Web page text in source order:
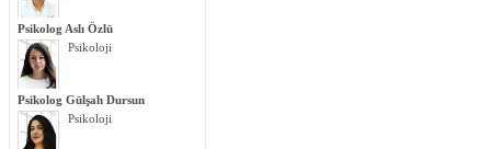
Psikolog Aslı Özlü
Psikoloji
Psikolog Gülşah Dursun
Psikoloji